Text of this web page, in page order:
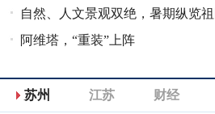
自然、人文景观双绝，暑期纵览祖
阿维塔，“重装”上阵
苏州 江苏 财经